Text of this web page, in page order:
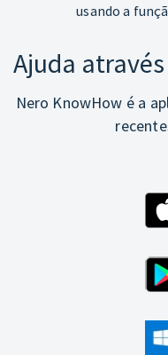
usando a
Ajuda
Nero KnowHow é a